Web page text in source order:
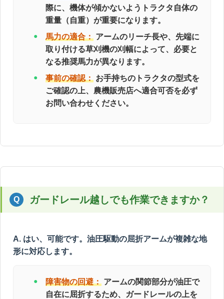
際に、機体が傾かないようトラクタ自体の
重量（自重）が重要になります。
馬力の適合： アームのリーチ長や、先端に
取り付ける草刈機の刈幅によって、必要と
なる推奨馬力が異なります。
事前の確認： お手持ちのトラクタの型式を
ご確認の上、農機販売店へ適合可否を必ず
お問い合わせください。
ガードレール越しでも作業できますか？
A. はい、可能です。油圧駆動の屈折アームが複雑な地
形に対応します。
障害物の回避： アームの関節部分が油圧で
自在に屈折するため、ガードレールの上を